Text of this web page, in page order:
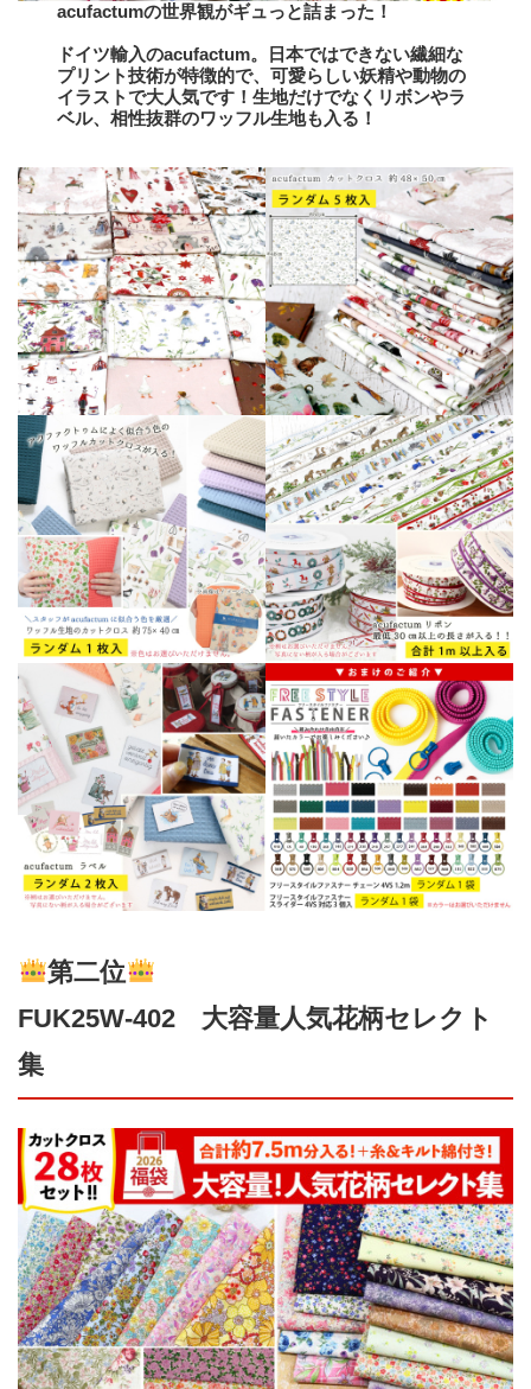
acufactumの世界観がギュっと詰まった！
ドイツ輸入のacufactum。日本ではできない繊細な
プリント技術が特徴的で、可愛らしい妖精や動物の
イラストで大人気です！生地だけでなくリボンやラ
ベル、相性抜群のワッフル生地も入る！
第二位
FUK25W-402 大容量人気花柄セレクト
集